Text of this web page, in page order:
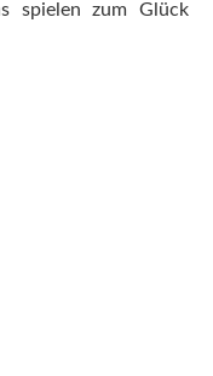
spielen zum Glück